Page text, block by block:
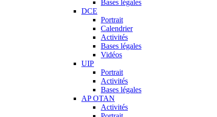
Bases légales
DCE
Portrait
Calendrier
Activités
Bases légales
Vidéos
UIP
Portrait
Activités
Bases légales
AP OTAN
Activités